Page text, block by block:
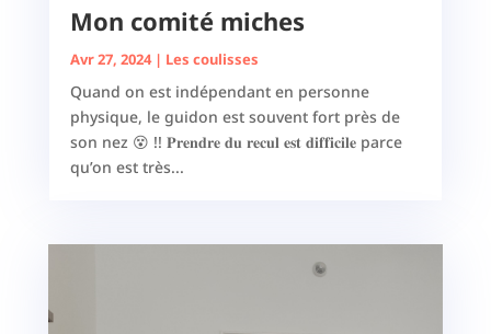
Mon comité miches
Avr 27, 2024| Les coulisses
Quand on est indépendant en personne
physique, le guidon est souvent fort près de
son nez 😵 !! 𝐏𝐫𝐞𝐧𝐝𝐫𝐞 𝐝𝐮 𝐫𝐞𝐜𝐮𝐥 𝐞𝐬𝐭 𝐝𝐢𝐟𝐟𝐢𝐜𝐢𝐥𝐞 parce
qu’on est très...